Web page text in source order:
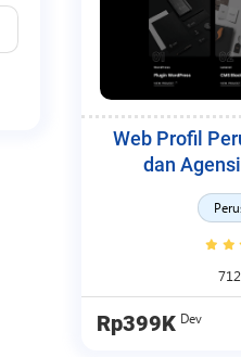
Web Profil
dan
Rp399K Dev